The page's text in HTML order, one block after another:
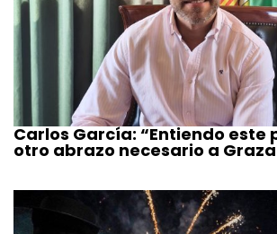
Carlos García: “Entiendo este
otro abrazo necesario a